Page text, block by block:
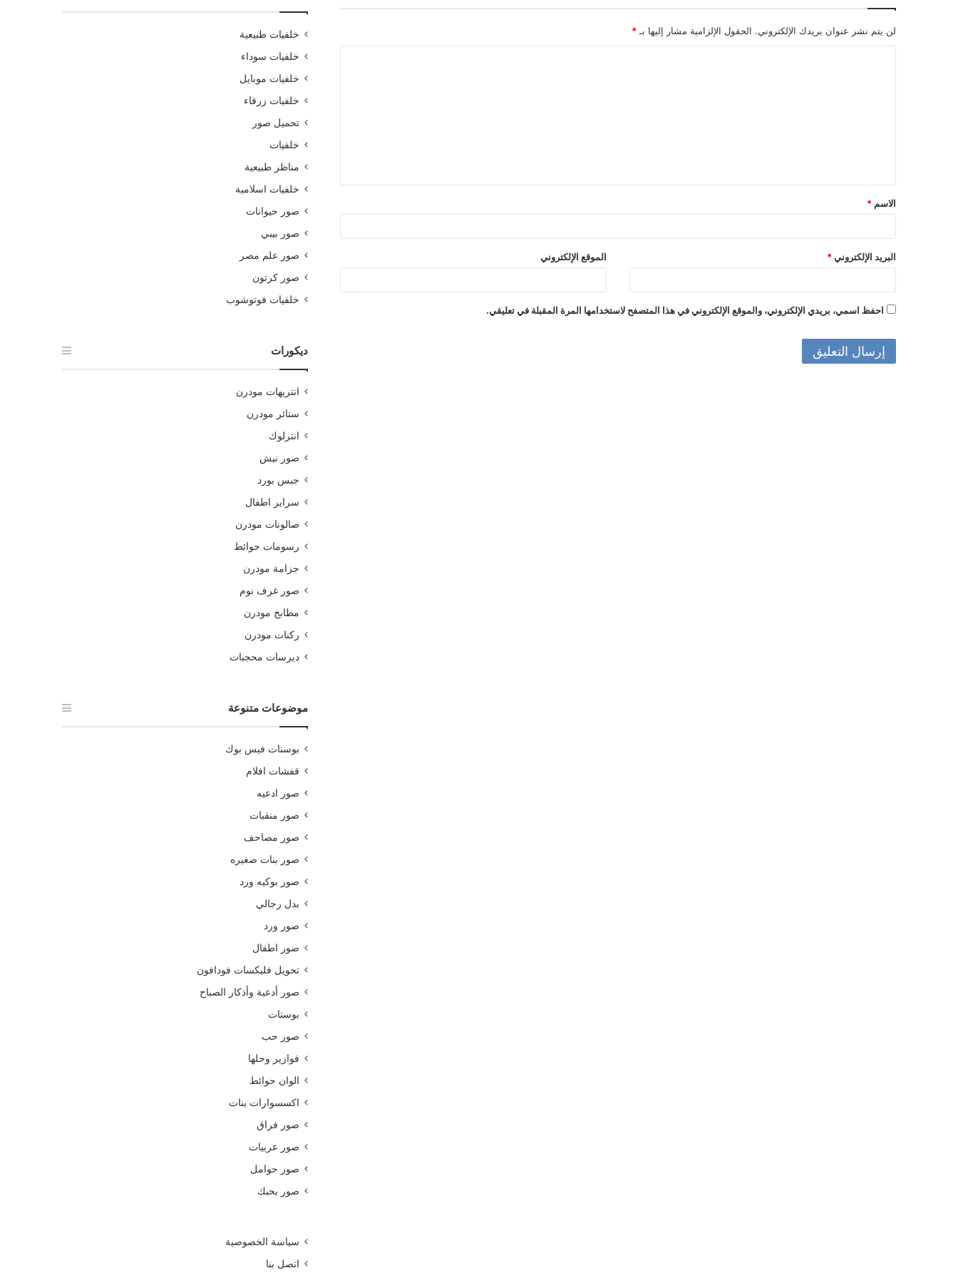
لن يتم نشر عنوان بريدك الإلكتروني. الحقول الإلزامية مشار إليها بـ *
ق
*
الاسم *
البريد الإلكتروني * الموقع الإلكتروني
احفظ اسمي، بريدي الإلكتروني، والموقع الإلكتروني في هذا المتصفح لاستخدامها المرة المقبلة في تعليقي.
خلفيات طبيعية
خلفيات سوداء
خلفيات موبايل
خلفيات زرقاء
تحميل صور
خلفيات
مناظر طبيعية
خلفيات اسلامية
صور حيوانات
صور بيبي
صور علم مصر
صور كرتون
خلفيات فوتوشوب
ديكورات
انتريهات مودرن
ستائر مودرن
انترلوك
صور نيش
جبس بورد
سراير اطفال
صالونات مودرن
رسومات حوائط
جزامة مودرن
صور غرف نوم
مطابخ مودرن
ركنات مودرن
ديرسات محجبات
موضوعات متنوعة
بوستات فيس بوك
قفشات افلام
صور ادعيه
صور منقبات
صور مصاحف
صور بنات صغيره
صور بوكيه ورد
بدل رجالي
صور ورد
صور اطفال
تحويل فليكسات فودافون
صور أدعية وأذكار الصباح
بوستات
صور حب
فوازير وحلها
الوان حوائط
اكسسوارات بنات
صور فراق
صور عربيات
صور حوامل
صور بحبك
سياسة الخصوصية
اتصل بنا